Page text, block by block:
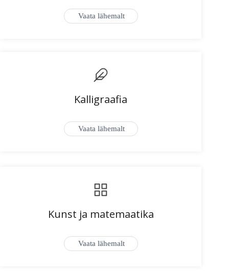
Vaata lähemalt
Kalligraafia
Vaata lähemalt
Kunst ja matemaatika
Vaata lähemalt